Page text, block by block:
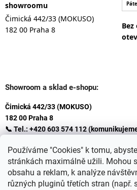
Používáme "Cookies" k tomu,
stránkách maximálně užili. Mohou
obsahu a reklam, k analýze
různých pluginů třetích stran (např.
showroomu
Čimická 442/33 (MOKUSO)
182 00 Praha 8
Showroom a sklad e-shopu:
Čimická 442/33 (MOKUSO)
182 00 Praha 8
📞 Tel.: +420 603 574 112
✉️ E-mail: info@ceskakoupelna.cz